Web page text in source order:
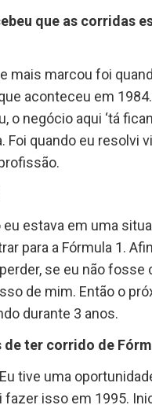
que as corridas
mais marcou foi
aconteceu em
o negócio aqui ‘tá
quando eu resolvi
estava em uma
para a Fórmula 1.
se eu não fosse
de mim. Então o
durante 3 anos.
ter corrido de
tive uma
isso em 1995.